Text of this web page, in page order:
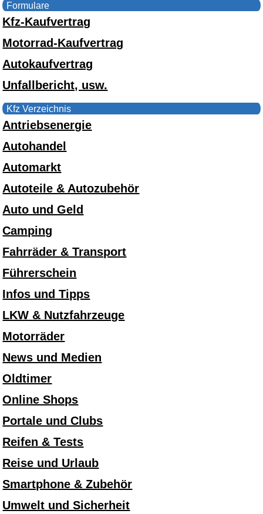
Formulare
Kfz-Kaufvertrag
Motorrad-Kaufvertrag
Autokaufvertrag
Unfallbericht, usw.
Kfz Verzeichnis
Antriebsenergie
Autohandel
Automarkt
Autoteile & Autozubehör
Auto und Geld
Camping
Fahrräder & Transport
Führerschein
Infos und Tipps
LKW & Nutzfahrzeuge
Motorräder
News und Medien
Oldtimer
Online Shops
Portale und Clubs
Reifen & Tests
Reise und Urlaub
Smartphone & Zubehör
Umwelt und Sicherheit